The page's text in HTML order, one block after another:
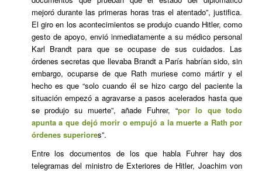
mejoró durante las primeras horas tras el atentado”, justifica.
El giro en los acontecimientos se produjo cuando Hitler, como
gesto de apoyo, envió inmediatamente a su médico personal
Karl Brandt para que se ocupase de sus cuidados. Las
órdenes secretas que llevaba Brandt a París habrían sido, sin
embargo, ocuparse de que Rath muriese como mártir y el
hecho es que “solo cuando él se hizo cargo del paciente la
situación empezó a agravarse a pasos acelerados hasta que
se produjo su muerte”, añade Fuhrer, “por lo que todo
apunta a que dejó morir o empujó a la muerte a Rath por
órdenes superiores”.
Entre los documentos de los que habla Fuhrer hay dos
telegramas del ministro de Exteriores de Hitler, Joachim von